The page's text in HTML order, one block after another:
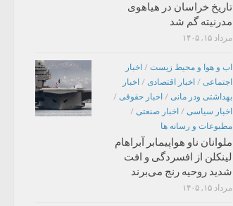
تاریخ خراسان در هیاهوی
مدرنیته گم شد
مرداد ۱۵, ۱۴۰۵
اب و هوا و محیط زیست / اخبار
اجتماعی / اخبار اقتصادی / اخبار
بهداشتی ودر مانی / اخبار حقوقی /
اخبار سیاسی / اخبار صنعتی /
مطبوعات و رسانه ها
ملوانان ناو هواپیمابر آبراهام
لینکلن از افسردگی و افت
شدید روحیه رنج می‌برند
مرداد ۱۵, ۱۴۰۵